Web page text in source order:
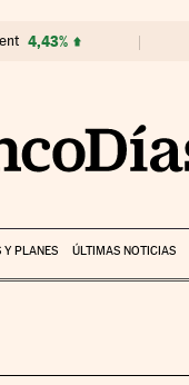
4,43%
Y PLANES ÚLTIMAS NOTICIAS